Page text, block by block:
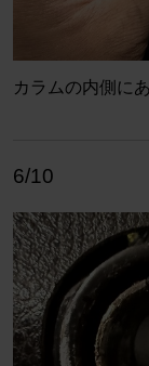
カラムの内側に
6/10